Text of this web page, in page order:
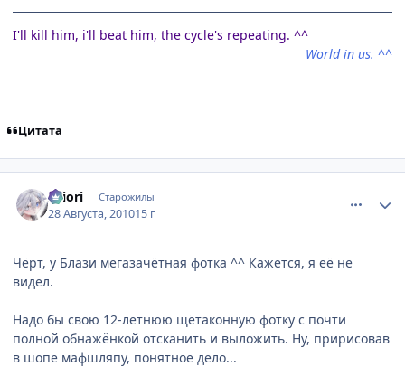
I'll kill him, i'll beat him, the cycle's repeating. ^^
World in us. ^^
Цитата
shiоri Старожилы
28 Августа, 201015 г
Чёрт, у Блази мегазачётная фотка ^^ Кажется, я её не
видел.
Надо бы свою 12-летнюю щётаконную фотку с почти
полной обнажёнкой отсканить и выложить. Ну, пририсовав
в шопе мафшляпу, понятное дело...